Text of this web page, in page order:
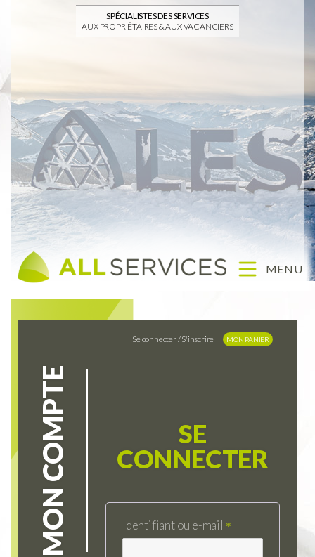
SPÉCIALISTES DES SERVICES
AUX PROPRIÉTAIRES & AUX VACANCIERS
MENU
MON COMPTE
Se connecter / S'inscrire MON PANIER
SE
CONNECTER
Identifiant ou e-mail *